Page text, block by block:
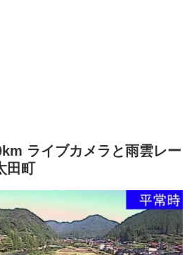
ライブカメラと雨雲レー
田町